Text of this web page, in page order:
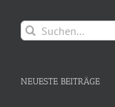
Suche
nach:
NEUESTE BEITRÄGE